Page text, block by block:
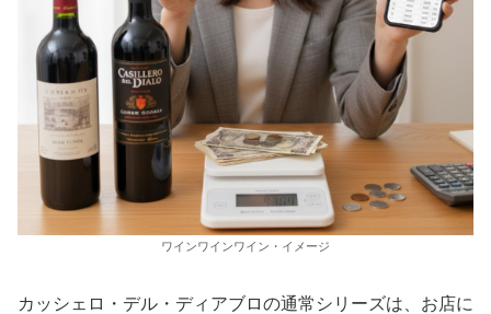
ワインワインワイン・イメージ
カッシェロ・デル・ディアブロの通常シリーズは、お店に